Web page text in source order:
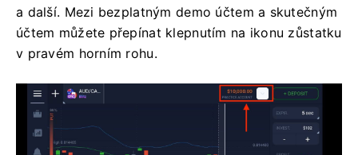
a další. Mezi bezplatným demo účtem a skutečným
účtem můžete přepínat klepnutím na ikonu zůstatku
v pravém horním rohu.